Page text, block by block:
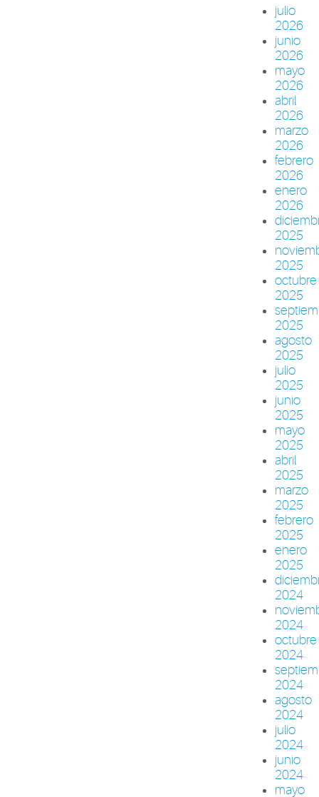
julio
2026
junio
2026
mayo
2026
abril
2026
marzo
2026
febrero
2026
enero
2026
2025
2025
octubre
2025
2025
agosto
2025
julio
2025
junio
2025
mayo
2025
abril
2025
marzo
2025
febrero
2025
enero
2025
2024
2024
octubre
2024
2024
agosto
2024
julio
2024
junio
2024
mayo